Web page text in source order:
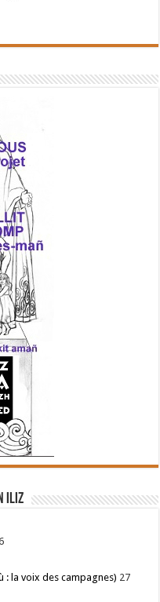
Iliz
: la voix des campagnes) 27